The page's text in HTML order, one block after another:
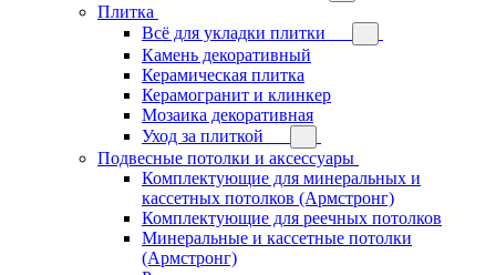
Плитка
Всё для укладки плитки
Камень декоративный
Керамическая плитка
Керамогранит и клинкер
Мозаика декоративная
Уход за плиткой
Подвесные потолки и аксессуары
Комплектующие для минеральных и
кассетных потолков (Армстронг)
Комплектующие для реечных потолков
Минеральные и кассетные потолки
(Армстронг)